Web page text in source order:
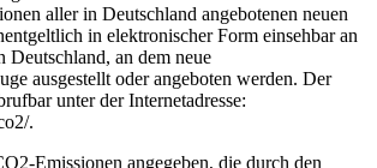
aller in Deutschland angebotenen neuen
in elektronischer Form einsehbar an
Deutschland, an dem neue
ausgestellt oder angeboten werden. Der
unter der Internetadresse:
.
Emissionen angegeben, die durch den